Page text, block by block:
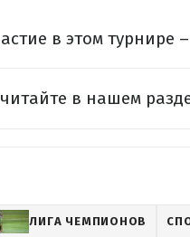
в этом турнире
в нашем
ЛИГА ЧЕМПИОНОВ